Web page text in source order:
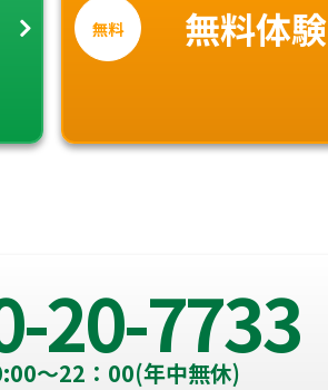
無料 無料体験
20-7733
～22：00(年中無休)